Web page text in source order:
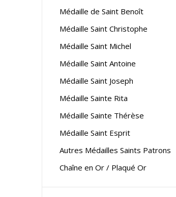
Médaille de Saint Benoît
Médaille Saint Christophe
Médaille Saint Michel
Médaille Saint Antoine
Médaille Saint Joseph
Médaille Sainte Rita
Médaille Sainte Thérèse
Médaille Saint Esprit
Autres Médailles Saints Patrons
Chaîne en Or / Plaqué Or